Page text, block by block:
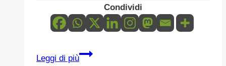
Condividi
Leggi di più
SPIRITO